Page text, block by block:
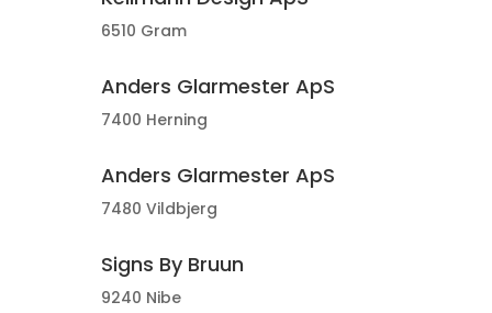
6510 Gram
Anders Glarmester ApS
7400 Herning
Anders Glarmester ApS
7480 Vildbjerg
Signs By Bruun
9240 Nibe